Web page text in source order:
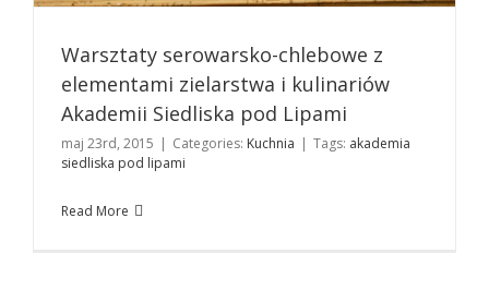
Warsztaty serowarsko-chlebowe z
elementami zielarstwa i kulinariów
Akademii Siedliska pod Lipami
maj 23rd, 2015 | Categories: Kuchnia | Tags: akademia
siedliska pod lipami
Read More